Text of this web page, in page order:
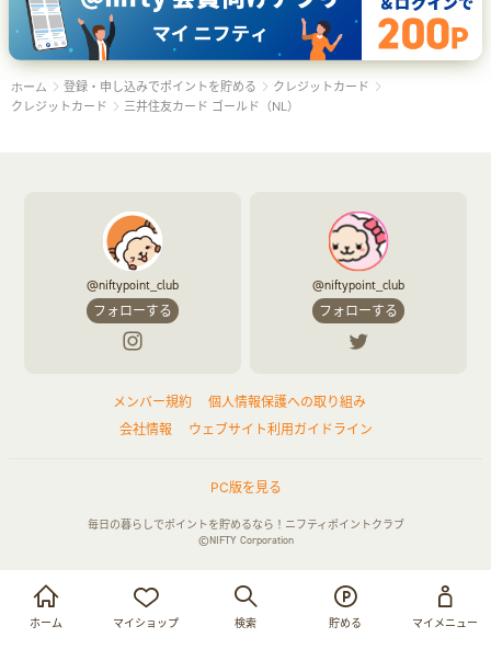
お買い物・サービス利用で貯める
ログイン
ホーム マイショップ 検索 貯める マイメニュー
ホーム 登録・申し込みでポイントを貯める
クレジットカード
クレジットカード
三井住友カード ゴールド（NL）
@niftypoint_club
フォローする
@niftypoint_club
フォローする
メンバー規約
個人情報保護への取り組み
会社情報
ウェブサイト利用ガイドライン
PC版を見る
毎日の暮らしでポイントを貯めるなら！ニフティポイントクラブ
©NIFTY Corporation